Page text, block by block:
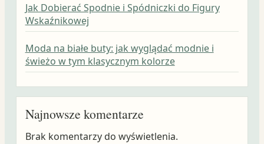
Jak Dobierać Spodnie i Spódniczki do Figury
Wskaźnikowej
Moda na białe buty: jak wyglądać modnie i
świeżo w tym klasycznym kolorze
Najnowsze komentarze
Brak komentarzy do wyświetlenia.